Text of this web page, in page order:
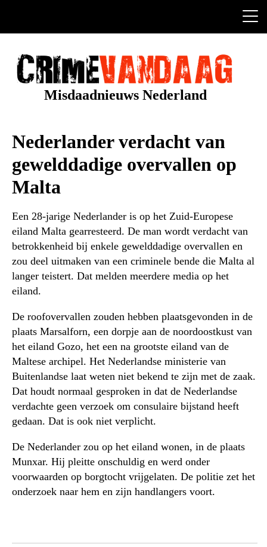
de
Misdaadnieuws Nederland
Nederlander verdacht van
gewelddadige overvallen op
Malta
Een 28-jarige Nederlander is op het Zuid-Europese
eiland Malta gearresteerd. De man wordt verdacht van
betrokkenheid bij enkele gewelddadige overvallen en
zou deel uitmaken van een criminele bende die Malta al
langer teistert. Dat melden meerdere media op het
eiland.
De roofovervallen zouden hebben plaatsgevonden in de
plaats Marsalforn, een dorpje aan de noordoostkust van
het eiland Gozo, het een na grootste eiland van de
Maltese archipel. Het Nederlandse ministerie van
Buitenlandse laat weten niet bekend te zijn met de zaak.
Dat houdt normaal gesproken in dat de Nederlandse
verdachte geen verzoek om consulaire bijstand heeft
gedaan. Dat is ook niet verplicht.
De Nederlander zou op het eiland wonen, in de plaats
Munxar. Hij pleitte onschuldig en werd onder
voorwaarden op borgtocht vrijgelaten. De politie zet het
onderzoek naar hem en zijn handlangers voort.